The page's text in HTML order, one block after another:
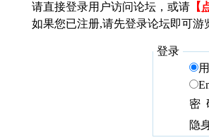
请直接登录用户访问论坛，或请 【
如果您已注册,请先登录论坛即可游
登录
密
隐